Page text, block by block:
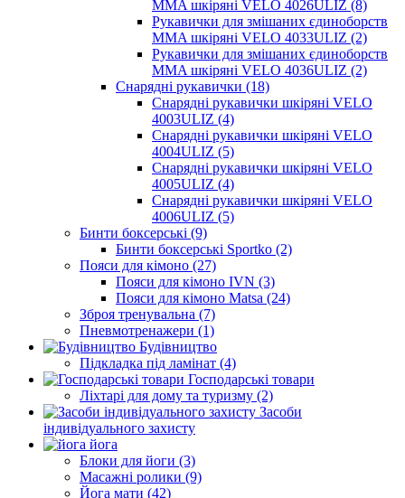
MMA шкіряні VELO 4026ULIZ (8)
Рукавички для змішаних єдиноборств
MMA шкіряні VELO 4033ULIZ (2)
Рукавички для змішаних єдиноборств
MMA шкіряні VELO 4036ULIZ (2)
Снарядні рукавички (18)
Снарядні рукавички шкіряні VELO
4003ULIZ (4)
Снарядні рукавички шкіряні VELO
4004ULIZ (5)
Снарядні рукавички шкіряні VELO
4005ULIZ (4)
Снарядні рукавички шкіряні VELO
4006ULIZ (5)
Бинти боксерські (9)
Бинти боксерські Sportko (2)
Пояси для кімоно (27)
Пояси для кімоно IVN (3)
Пояси для кімоно Matsa (24)
Зброя тренувальна (7)
Пневмотренажери (1)
Будівництво
Підкладка під ламінат (4)
Господарські товари
Ліхтарі для дому та туризму (2)
Засоби
індивідуального захисту
йога
Блоки для йоги (3)
Масажні ролики (9)
Йога мати (42)